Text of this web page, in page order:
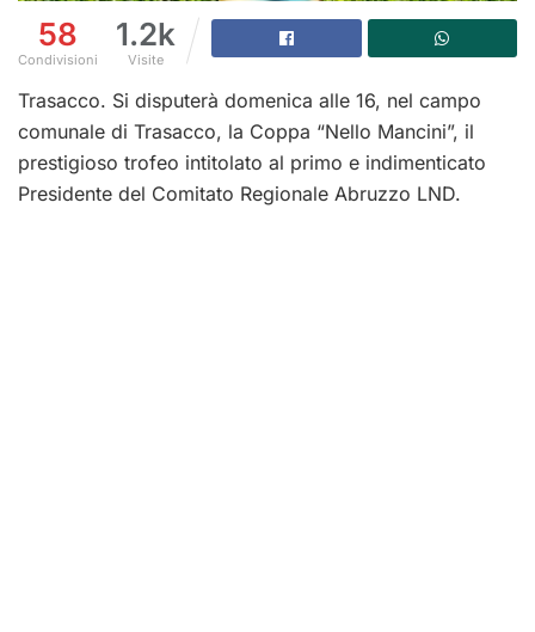
58
Condivisioni
1.2k
Visite
Trasacco. Si disputerà domenica alle 16, nel campo
comunale di Trasacco, la Coppa “Nello Mancini”, il
prestigioso trofeo intitolato al primo e indimenticato
Presidente del Comitato Regionale Abruzzo LND.